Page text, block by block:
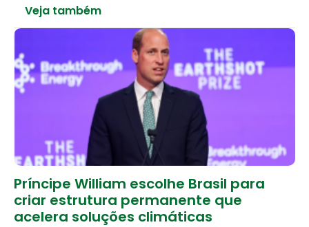
Veja também
Príncipe William escolhe Brasil para
criar estrutura permanente que
acelera soluções climáticas